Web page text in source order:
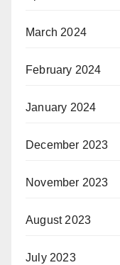
March 2024
February 2024
January 2024
December 2023
November 2023
August 2023
July 2023